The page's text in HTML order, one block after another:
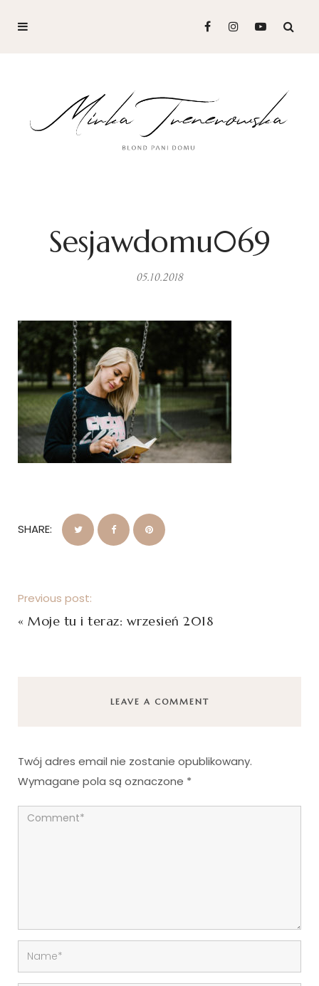
Sesjawdomu069
05.10.2018
SHARE:
Previous post:
« Moje tu i teraz: wrzesień 2018
LEAVE A COMMENT
Twój adres email nie zostanie opublikowany.
Wymagane pola są oznaczone *